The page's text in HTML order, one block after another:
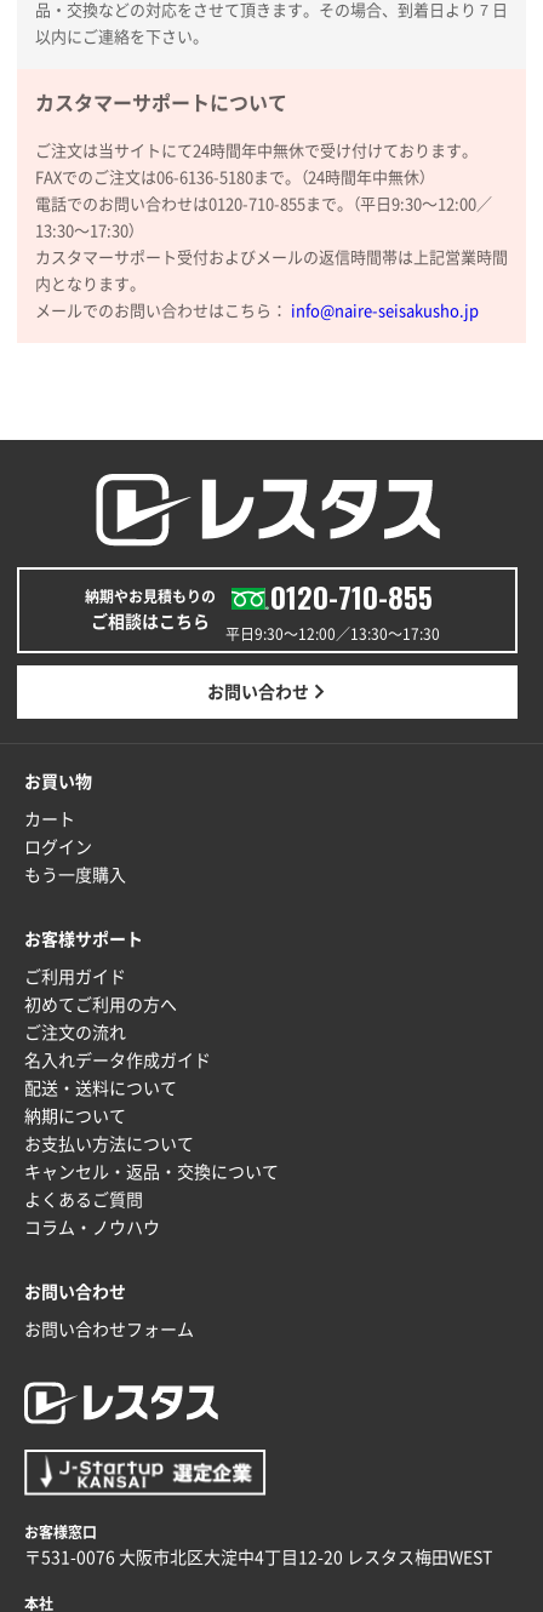
品・交換などの対応をさせて頂きます。その場合、到着日より７日
以内にご連絡を下さい。
カスタマーサポートについて
ご注文は当サイトにて24時間年中無休で受け付けております。
FAXでのご注文は06-6136-5180まで。（24時間年中無休）
電話でのお問い合わせは0120-710-855まで。（平日9:30〜12:00／
13:30〜17:30）
カスタマーサポート受付およびメールの返信時間帯は上記営業時間
内となります。
メールでのお問い合わせはこちら： info@naire-seisakusho.jp
納期やお見積もりの
ご相談はこちら
0120-710-855
平日9:30〜12:00／13:30〜17:30
お問い合わせ
お買い物
カート
ログイン
もう一度購入
お客様サポート
ご利用ガイド
初めてご利用の方へ
ご注文の流れ
名入れデータ作成ガイド
配送・送料について
納期について
お支払い方法について
キャンセル・返品・交換について
よくあるご質問
コラム・ノウハウ
お問い合わせ
お問い合わせフォーム
お客様窓口
〒531-0076 大阪市北区大淀中4丁目12-20 レスタス梅田WEST
本社